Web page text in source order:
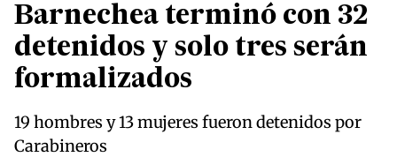
Barnechea terminó con 32
detenidos y solo tres serán
formalizados
19 hombres y 13 mujeres fueron detenidos por
Carabineros